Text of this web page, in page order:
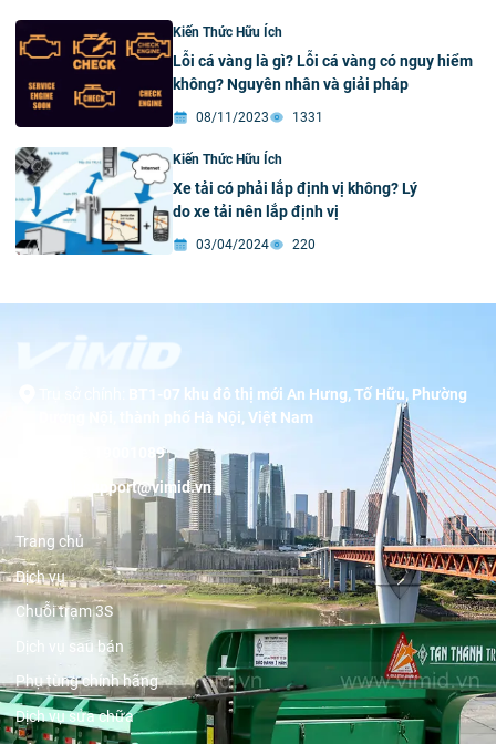
Kiến Thức Hữu Ích
Lỗi cá vàng là gì? Lỗi cá vàng có nguy hiểm
không? Nguyên nhân và giải pháp
08/11/2023 1331
Kiến Thức Hữu Ích
Xe tải có phải lắp định vị không? Lý
do xe tải nên lắp định vị
03/04/2024 220
BT1-07 khu đô thị mới An Hưng, Tố Hữu, Phường
Dương Nội, thành phố Hà Nội, Việt Nam
19001089
support@vimid.vn
Trang chủ
Dịch vụ
Chuỗi trạm 3S
Dịch vụ sau bán
Phụ tùng chính hãng
Dịch vụ sửa chữa